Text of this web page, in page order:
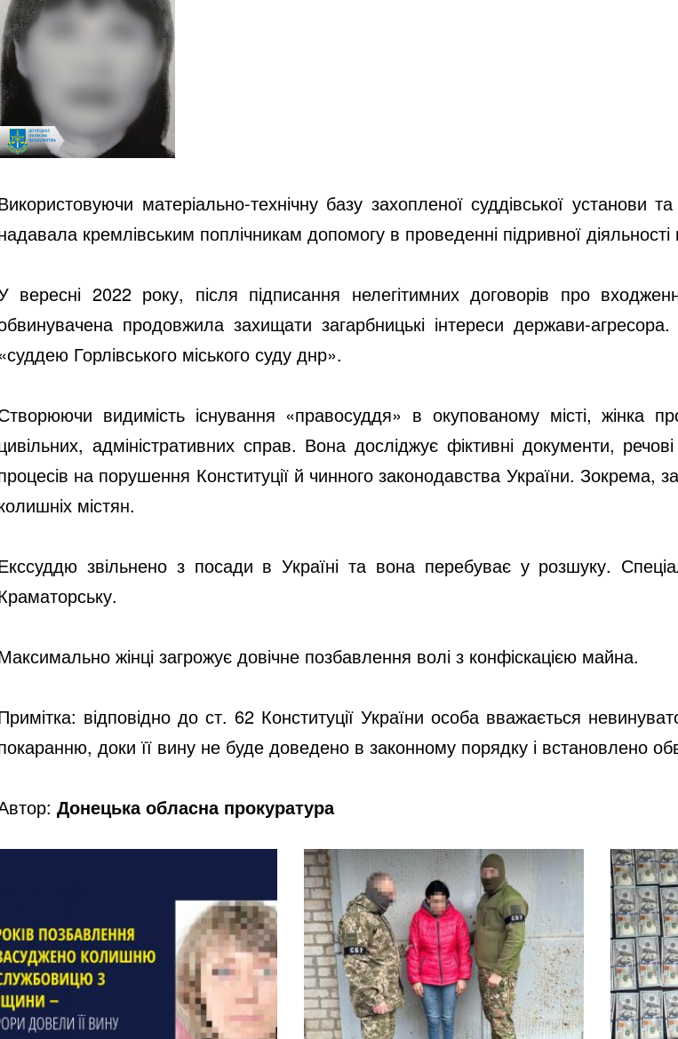
матеріально-технічну базу захопленої суддівської
кремлівським поплічникам допомогу в проведенні підривної
вересні 2022 року, після підписання нелегітимних договорів про
продовжила захищати загарбницькі інтереси держави-
Горлівського міського суду днр».
видимість існування «правосуддя» в окупованому місті, жінка
адміністративних справ. Вона досліджує фіктивні документи,
на порушення Конституції й чинного законодавства України. Зокрема,
містян.
звільнено з посади в Україні та вона перебуває у розшуку.
жінці загрожує довічне позбавлення волі з конфіскацією майна.
відповідно до ст. 62 Конституції України особа вважається
доки її вину не буде доведено в законному порядку і встановлено
Донецька обласна прокуратура